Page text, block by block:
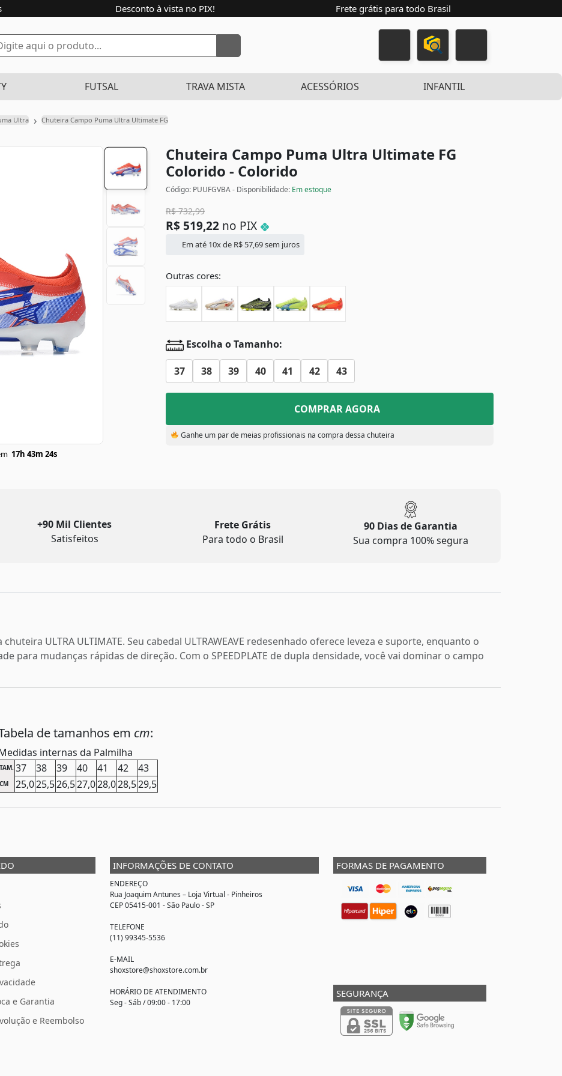
Desconto à vista no PIX! Frete grátis para todo Brasil
FUTSAL TRAVA MISTA ACESSÓRIOS INFANTIL
Ultra › Chuteira Campo Puma Ultra Ultimate FG
17h 43m 24s
Chuteira Campo Puma Ultra Ultimate FG
Colorido - Colorido
Código: PUUFGVBA - Disponibilidade: Em estoque
R$732,99
R$ 519,22 no PIX
Em até 10x de R$ 57,69sem juros
Outras cores:
Escolha o Tamanho:
37 38 39 40 41 42 43
COMPRAR AGORA
Ganhe um par de meias profissionais na compra dessa chuteira
+90 Mil Clientes
Satisfeitos
Frete Grátis
Para todo o Brasil
90 Dias de Garantia
Sua compra 100% segura
ULTRA ULTIMATE. Seu cabedal ULTRAWEAVE redesenhado oferece leveza e suporte, enquanto o
para mudanças rápidas de direção. Com o SPEEDPLATE de dupla densidade, você vai dominar o campo
de tamanhos em cm:
internas da Palmilha
TAM. 37 38 39 40 41 42 43
CM 25,025,526,527,028,028,529,5
e Garantia
e Reembolso
INFORMAÇÕES DE CONTATO
ENDEREÇO
Rua Joaquim Antunes – Loja Virtual - Pinheiros
CEP 05415-001 - São Paulo - SP
TELEFONE
(11) 99345-5536
E-MAIL
shoxstore@shoxstore.com.br
HORÁRIO DE ATENDIMENTO
Seg - Sáb / 09:00 - 17:00
FORMAS DE PAGAMENTO
SEGURANÇA